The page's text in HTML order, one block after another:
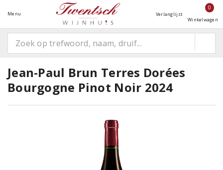
Menu Verlanglijst
0
Winkelwagen
Jean-Paul Brun Terres Dorées
Bourgogne Pinot Noir 2024